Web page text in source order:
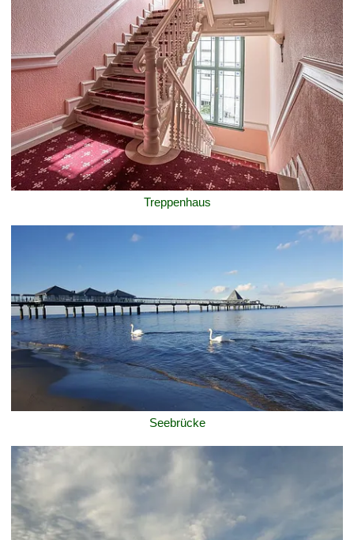
Treppenhaus
Seebrücke